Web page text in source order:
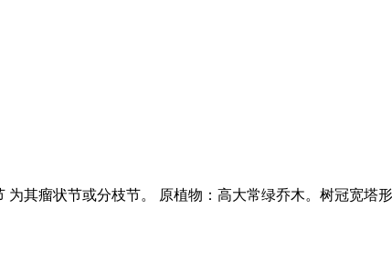
其瘤状节或分枝节。 原植物：高大常绿乔木。树冠宽塔